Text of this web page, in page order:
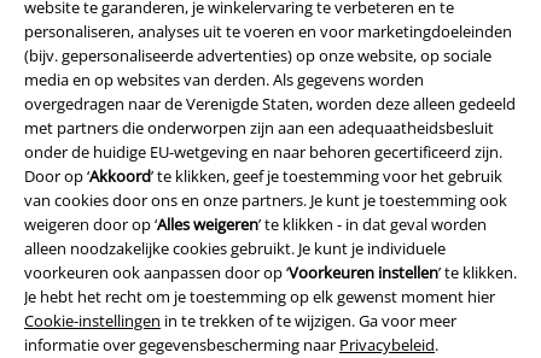
website te garanderen, je winkelervaring te verbeteren en te
personaliseren, analyses uit te voeren en voor marketingdoeleinden
(bijv. gepersonaliseerde advertenties) op onze website, op sociale
media en op websites van derden. Als gegevens worden
overgedragen naar de Verenigde Staten, worden deze alleen gedeeld
met partners die onderworpen zijn aan een adequaatheidsbesluit
onder de huidige EU-wetgeving en naar behoren gecertificeerd zijn.
Door op ‘Akkoord’ te klikken, geef je toestemming voor het gebruik
van cookies door ons en onze partners. Je kunt je toestemming ook
weigeren door op ‘Alles weigeren’ te klikken - in dat geval worden
alleen noodzakelijke cookies gebruikt. Je kunt je individuele
voorkeuren ook aanpassen door op ‘Voorkeuren instellen’ te klikken.
Je hebt het recht om je toestemming op elk gewenst moment hier
Cookie-instellingen in te trekken of te wijzigen. Ga voor meer
informatie over gegevensbescherming naar Privacybeleid.
EMP Backstage Club
Over Large
Partnerprogramma's
Duurzaamheid